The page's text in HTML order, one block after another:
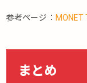
参考ページ：
まとめ